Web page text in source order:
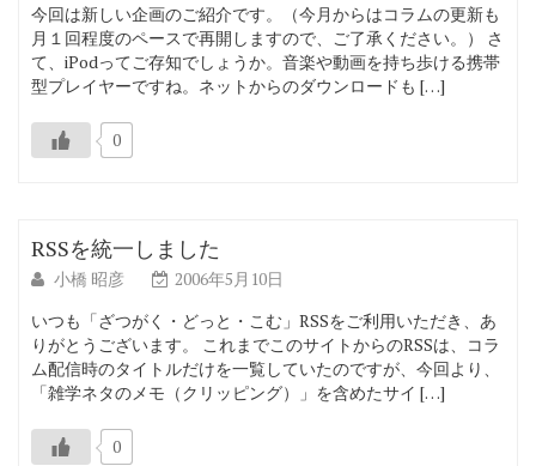
今回は新しい企画のご紹介です。（今月からはコラムの更新も
月１回程度のペースで再開しますので、ご了承ください。） さ
て、iPodってご存知でしょうか。音楽や動画を持ち歩ける携帯
型プレイヤーですね。ネットからのダウンロードも […]
0
RSSを統一しました
小橋 昭彦
2006年5月10日
いつも「ざつがく・どっと・こむ」RSSをご利用いただき、あ
りがとうございます。 これまでこのサイトからのRSSは、コラ
ム配信時のタイトルだけを一覧していたのですが、今回より、
「雑学ネタのメモ（クリッピング）」を含めたサイ […]
0